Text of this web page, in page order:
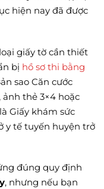
hiện nay đã được
giấy tờ cần thiết
bị hồ sơ thi bằng
sao Căn cước
thẻ 3×4 hoặc
Giấy khám sức
y tế tuyến huyện trở
đúng quy định
, nhưng nếu bạn